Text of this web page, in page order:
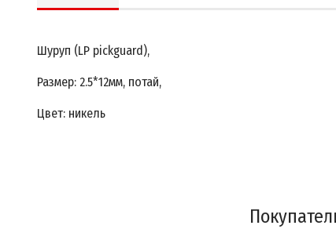
Шуруп (LP pickguard),
Размер: 2.5*12мм, потай,
Цвет: никель